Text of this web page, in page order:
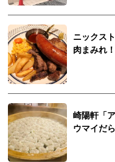
ニックス
肉まみれ
崎陽軒「
ウマイだ